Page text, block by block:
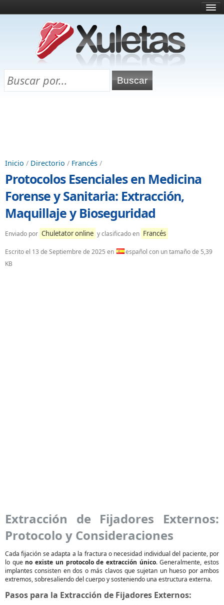
¿Qué es esto?
Directorio
Chuletas para exámenes
Inicio / Directorio / Francés /
Protocolos Esenciales en Medicina
Forense y Sanitaria: Extracción,
Maquillaje y Bioseguridad
Enviado por Chuletator online y clasificado en Francés
Escrito el 13 de Septiembre de 2025 en
español con un tamaño de 5,39
KB
Extracción de Fijadores Externos:
Protocolo y Consideraciones
Cada fijación se adapta a la fractura o necesidad individual del paciente, por
lo que no existe un protocolo de extracción único. Generalmente, estos
implantes consisten en dos o más clavos que sujetan un hueso por ambos
extremos, sobresaliendo del cuerpo y sosteniendo una estructura externa.
Pasos para la Extracción de Fijadores Externos: